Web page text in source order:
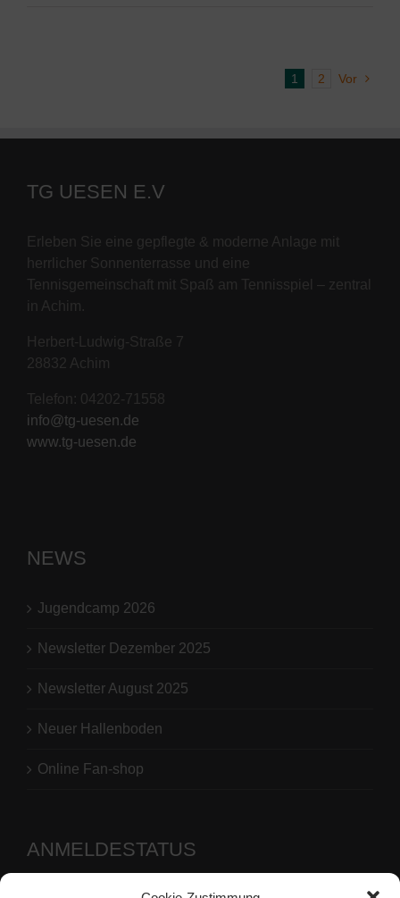
1 2 Vor
TG UESEN E.V
Erleben Sie eine gepflegte & moderne Anlage mit
herrlicher Sonnenterrasse und eine
Tennisgemeinschaft mit Spaß am Tennisspiel – zentral
in Achim.
Herbert-Ludwig-Straße 7
28832 Achim
Telefon: 04202-71558
info@tg-uesen.de
www.tg-uesen.de
NEWS
Jugendcamp 2026
Newsletter Dezember 2025
Newsletter August 2025
Neuer Hallenboden
Online Fan-shop
ANMELDESTATUS